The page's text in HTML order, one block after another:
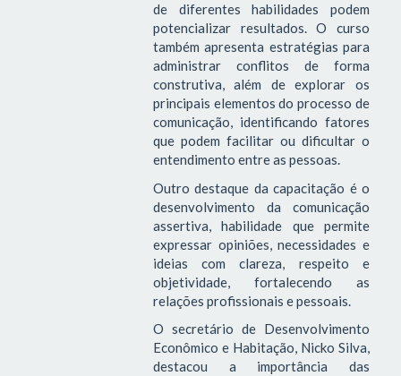
de diferentes habilidades podem
potencializar resultados. O curso
também apresenta estratégias para
administrar conflitos de forma
construtiva, além de explorar os
principais elementos do processo de
comunicação, identificando fatores
que podem facilitar ou dificultar o
entendimento entre as pessoas.
Outro destaque da capacitação é o
desenvolvimento da comunicação
assertiva, habilidade que permite
expressar opiniões, necessidades e
ideias com clareza, respeito e
objetividade, fortalecendo as
relações profissionais e pessoais.
O secretário de Desenvolvimento
Econômico e Habitação, Nicko Silva,
destacou a importância das